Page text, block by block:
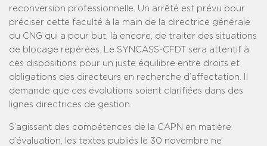
reconversion professionnelle. Un arrêté est prévu pour
préciser cette faculté à la main de la directrice générale
du CNG qui a pour but, là encore, de traiter des situations
de blocage repérées. Le SYNCASS-CFDT sera attentif à
ces dispositions pour un juste équilibre entre droits et
obligations des directeurs en recherche d’affectation. Il
demande que ces évolutions soient clarifiées dans des
lignes directrices de gestion.
S’agissant des compétences de la CAPN en matière
d’évaluation, les textes publiés le 30 novembre ne